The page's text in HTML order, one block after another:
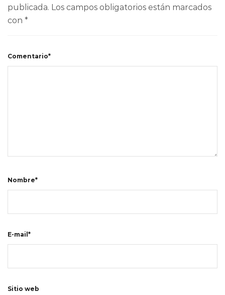
publicada. Los campos obligatorios están marcados
con *
Comentario*
Nombre*
E-mail*
Sitio web